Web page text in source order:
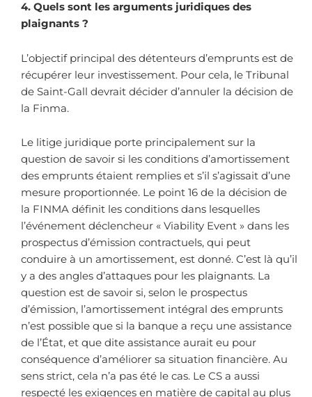
4. Quels sont les arguments juridiques des
plaignants ?
L’objectif principal des détenteurs d’emprunts est de
récupérer leur investissement. Pour cela, le Tribunal
de Saint-Gall devrait décider d’annuler la décision de
la Finma.
Le litige juridique porte principalement sur la
question de savoir si les conditions d’amortissement
des emprunts étaient remplies et s’il s’agissait d’une
mesure proportionnée. Le point 16 de la décision de
la FINMA définit les conditions dans lesquelles
l’événement déclencheur « Viability Event » dans les
prospectus d’émission contractuels, qui peut
conduire à un amortissement, est donné. C’est là qu’il
y a des angles d’attaques pour les plaignants. La
question est de savoir si, selon le prospectus
d’émission, l’amortissement intégral des emprunts
n’est possible que si la banque a reçu une assistance
de l’État, et que dite assistance aurait eu pour
conséquence d’améliorer sa situation financière. Au
sens strict, cela n’a pas été le cas. Le CS a aussi
respecté les exigences en matière de capital au plus